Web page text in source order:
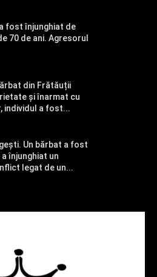
fost înjunghiat de
70 de ani. Agresorul
din Frătăuții
și înarmat cu
individul a fost...
Un bărbat a fost
înjunghiat un
legat de un...